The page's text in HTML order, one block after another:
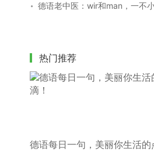
德语老中医：wir和man，一不
热门推荐
德语每日一句，美丽你生活的